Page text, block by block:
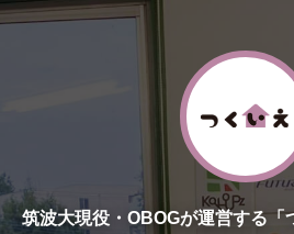
筑波大現役・OBOGが運営する「